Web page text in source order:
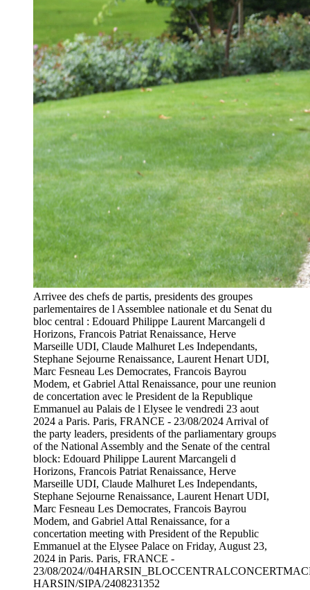
Arrivee des chefs de partis, presidents des groupes
parlementaires de l Assemblee nationale et du Senat du
bloc central : Edouard Philippe Laurent Marcangeli d
Horizons, Francois Patriat Renaissance, Herve
Marseille UDI, Claude Malhuret Les Independants,
Stephane Sejourne Renaissance, Laurent Henart UDI,
Marc Fesneau Les Democrates, Francois Bayrou
Modem, et Gabriel Attal Renaissance, pour une reunion
de concertation avec le President de la Republique
Emmanuel au Palais de l Elysee le vendredi 23 aout
2024 a Paris. Paris, FRANCE - 23/08/2024 Arrival of
the party leaders, presidents of the parliamentary groups
of the National Assembly and the Senate of the central
block: Edouard Philippe Laurent Marcangeli d
Horizons, Francois Patriat Renaissance, Herve
Marseille UDI, Claude Malhuret Les Independants,
Stephane Sejourne Renaissance, Laurent Henart UDI,
Marc Fesneau Les Democrates, Francois Bayrou
Modem, and Gabriel Attal Renaissance, for a
concertation meeting with President of the Republic
Emmanuel at the Elysee Palace on Friday, August 23,
2024 in Paris. Paris, FRANCE -
23/08/2024//
HARSIN/SIPA/2408231352